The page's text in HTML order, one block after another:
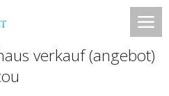
verkauf (angebot)